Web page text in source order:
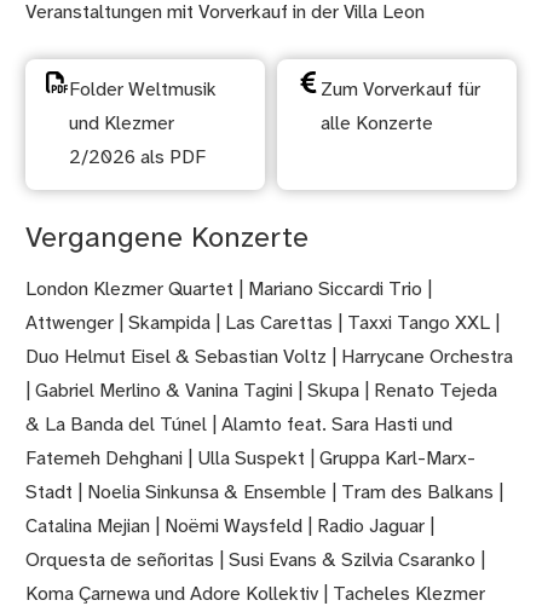
Veranstaltungen mit Vorverkauf in der Villa Leon
Folder Weltmusik
und Klezmer
2/2026 als PDF
Zum Vorverkauf für
alle Konzerte
Vergangene Konzerte
London Klezmer Quartet | Mariano Siccardi Trio |
Attwenger | Skampida | Las Carettas | Taxxi Tango XXL |
Duo Helmut Eisel & Sebastian Voltz | Harrycane Orchestra
| Gabriel Merlino & Vanina Tagini | Skupa | Renato Tejeda
& La Banda del Túnel | Alamto feat. Sara Hasti und
Fatemeh Dehghani | Ulla Suspekt | Gruppa Karl-Marx-
Stadt | Noelia Sinkunsa & Ensemble | Tram des Balkans |
Catalina Mejian | Noëmi Waysfeld | Radio Jaguar |
Orquesta de señoritas | Susi Evans & Szilvia Csaranko |
Koma Çarnewa und Adore Kollektiv | Tacheles Klezmer